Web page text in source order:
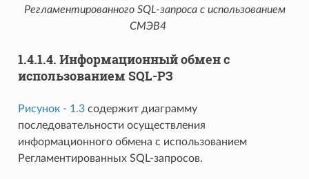
Регламентированного SQL-запроса с использованием
СМЭВ4
1.4.1.4. Информационный обмен с
использованием SQL-РЗ
Рисунок - 1.3содержит диаграмму
последовательности осуществления
информационного обмена с использованием
Регламентированных SQL-запросов.